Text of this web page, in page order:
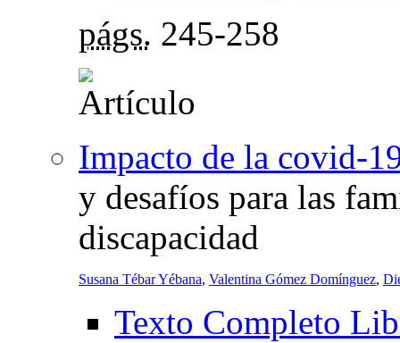
págs. 245-258
Impacto de la covid-
y desafíos para las
discapacidad
Susana Tébar Yébana, Valentina Gómez Domínguez,
Texto Completo